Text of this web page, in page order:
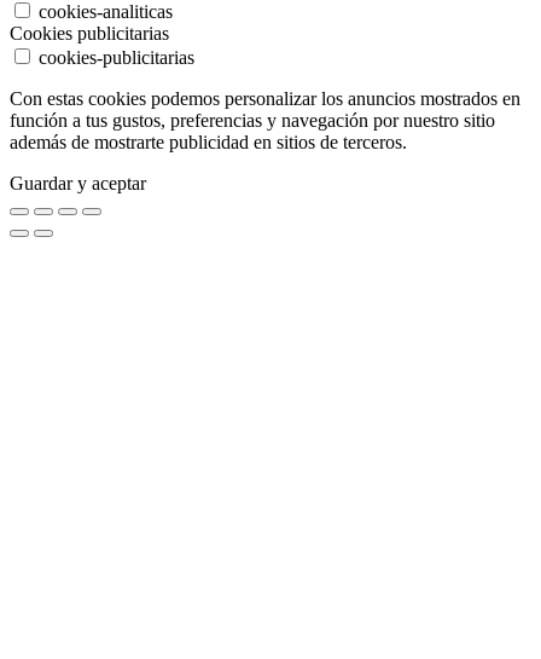
cookies-analiticas
Cookies publicitarias
cookies-publicitarias
Con estas cookies podemos personalizar los anuncios mostrados en
función a tus gustos, preferencias y navegación por nuestro sitio
además de mostrarte publicidad en sitios de terceros.
Guardar y aceptar